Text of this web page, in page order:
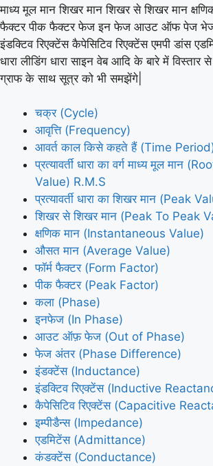
माध्य मूल मान शिखर मान शिखर से शिखर मान
फैक्टर पीक फैक्टर फेज इन फेज आउट ऑफ पेज
इंडक्टिव रिएक्टेंस कैपेसिटिव रिएक्टेंस एमपी डांस
धारा लीडिंग धारा साइन वेब आदि के बारे में विस्तार
ग्राफ के साथ सूत्र को भी समझेंगे|
चक्र (Cycle)
आवृत्ति (Frequency)
आवर्त काल किसे कहते हैं (Time
प्रत्यावर्ती धारा का वर्ग माध्य मूल मान
Value) R.M.S
प्रत्यावर्ती धारा का शिखर मान (Peak
शिखर से शिखर मान (Peak To Peak
क्षणिक मान (Instantaneous Value)
औसत मान (Average Value)
फॉर्म फैक्टर (Form Factor)
पीक फैक्टर (Peak Factor)
कला (Phase)
इनफेज (In Phase)
आउट ऑफ़ फेज (Out of Phase)
फेज अंतर (Phase Difference)
इंडक्टेंस (Inductance)
इंडक्टिव रिएक्टेंस (Inductive
कैपेसिटिव रिएक्टेंस (Capacitive
इम्पीडैन्स (Impedance)
एडमिटेंस (Admittance)
कंडक्टेंस (Conductance)